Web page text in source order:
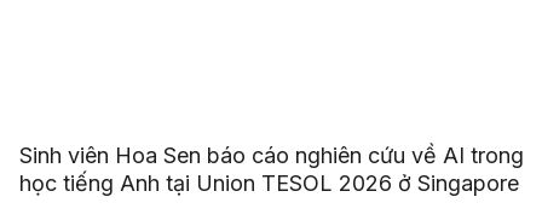
Sinh viên Hoa Sen báo cáo nghiên cứu về AI trong
học tiếng Anh tại Union TESOL 2026 ở Singapore